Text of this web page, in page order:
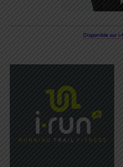
Disponible sur i-